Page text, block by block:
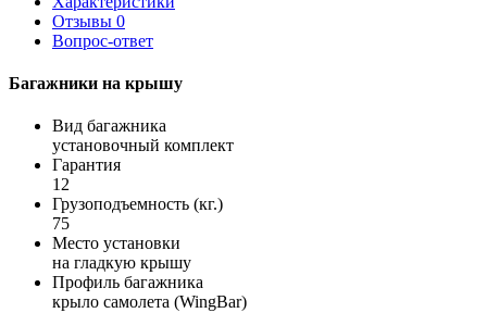
Отзывы 0
Вопрос-ответ
Багажники на крышу
Вид багажника
установочный комплект
Гарантия
12
Грузоподъемность (кг.)
75
Место установки
на гладкую крышу
Профиль багажника
крыло самолета (WingBar)